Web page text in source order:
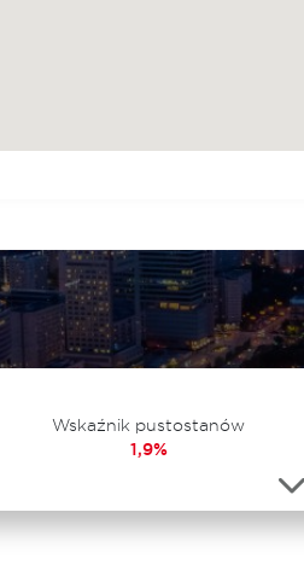
Wskaźnik pustostanów
1,9%